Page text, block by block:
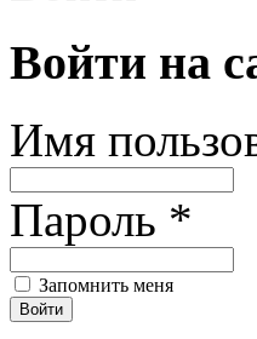
Войти на
Имя
Пароль *
Запомнить меня